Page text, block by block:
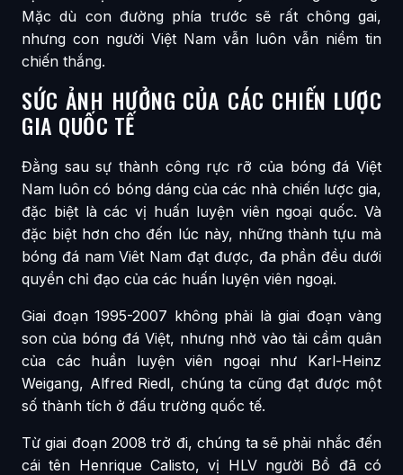
Mặc dù con đường phía trước sẽ rất chông gai,
nhưng con người Việt Nam vẫn luôn vẫn niềm tin
chiến thắng.
SỨC ẢNH HƯỞNG CỦA CÁC CHIẾN LƯỢC
GIA QUỐC TẾ
Đằng sau sự thành công rực rỡ của bóng đá Việt
Nam luôn có bóng dáng của các nhà chiến lược gia,
đặc biệt là các vị huấn luyện viên ngoại quốc. Và
đặc biệt hơn cho đến lúc này, những thành tựu mà
bóng đá nam Viêt Nam đạt được, đa phần đều dưới
quyền chỉ đạo của các huấn luyện viên ngoại.
Giai đoạn 1995-2007 không phải là giai đoạn vàng
son của bóng đá Việt, nhưng nhờ vào tài cầm quân
của các huần luyện viên ngoại như Karl-Heinz
Weigang, Alfred Riedl, chúng ta cũng đạt được một
số thành tích ở đấu trường quốc tế.
Từ giai đoạn 2008 trở đi, chúng ta sẽ phải nhắc đến
cái tên Henrique Calisto, vị HLV người Bồ đã có